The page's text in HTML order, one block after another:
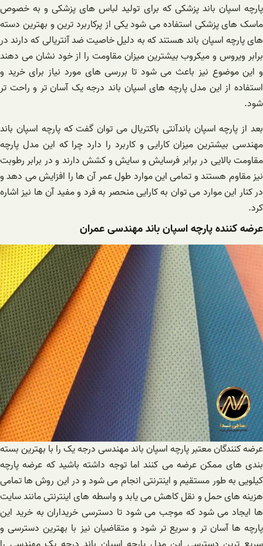
پارچه اسپان باند پزشکی که برای تولید لباس های پزشکی و به خصوص
ماسک های پزشکی استفاده می شود یکی از پرکاربرد ترین و بهترین دسته
های پارچه اسپان باند هستند که به دلیل خاصیت ضد آنتریالی که دارند در
برابر ویروس و میکروب بیشترین میزان مقاومت را از خود نشان می دهند
و این موضوع نیز باعث می شود تا بررسی های مورد نیاز برای خرید و
استفاده از این مدل پارچه های اسپان باند درجه یک آسان تر و راحت تر
شود.
بعد از پارچه اسپان باندآنتی باکتریال می توان گفت که پارچه اسپان باند
مهندسی بیشترین میزان کارایی و کاربرد را دارد چرا که این مدل پارچه
مقاومت بالایی در برابر فرسایش و سایش و کشش دارند و در برابر رطوبت
نیز مقاوم هستند و تمامی این موارد طول عمر آن ها را افزایش می دهد و
در کنار این موارد می توان به کارایی منحصر به فرد و مفید آن ها نیز اشاره
کرد.
عرضه کننده پارچه اسپان باند مهندسی عمران
عرضه کنندگان معتبر پارچه اسپان باند مهندسی درجه یک را با بهترین بسته
بندی های ممکن عرضه می کنند اما توجه داشته باشید که عرضه پارچه
کیلویی به طور مستقیم و اینترنتی انجام می شود و در این روش ها تمامی
هزینه های حمل و نقل کاهش می یابد و واسطه های اینترنتی مانند سایت
ها ایجاد می شود که موجب می شود تا دسترسی خریداران به خرید این
پارچه ها آسان تر و سریع تر شود و متقاضیان نیز با بهترین دسترسی و